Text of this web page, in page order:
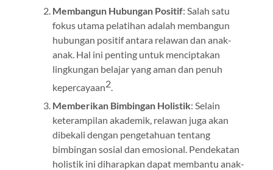
Membangun Hubungan Positif: Salah satu
fokus utama pelatihan adalah membangun
hubungan positif antara relawan dan anak-
anak. Hal ini penting untuk menciptakan
lingkungan belajar yang aman dan penuh
kepercayaan2.
Memberikan Bimbingan Holistik: Selain
keterampilan akademik, relawan juga akan
dibekali dengan pengetahuan tentang
bimbingan sosial dan emosional. Pendekatan
holistik ini diharapkan dapat membantu anak-